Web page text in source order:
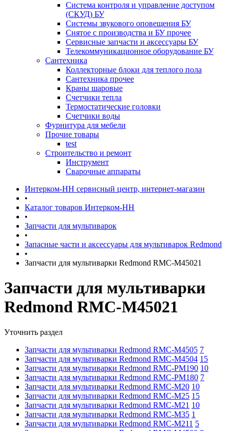
Система контроля и управление доступом
(СКУД) БУ
Системы звукового оповещения БУ
Снятое с производства и БУ прочее
Сервисные запчасти и аксессуары БУ
Телекоммуникационное оборудование БУ
Сантехника
Коллекторные блоки для теплого пола
Сантехника прочее
Краны шаровые
Счетчики тепла
Термоcтатические головки
Счетчики воды
Фурнитура для мебели
Прочие товары
test
Строительство и ремонт
Инструмент
Сварочные аппараты
Интерком-НН сервисный центр, интернет-магазин
•
Каталог товаров Интерком-НН
•
Запчасти для мультиварок
•
Запасные части и аксессуары для мультиварок Redmond
•
Запчасти для мультиварки Redmond RMC-M45021
Запчасти для мультиварки
Redmond RMC-M45021
Уточнить раздел
Запчасти для мультиварки Redmond RMC-M4505 7
Запчасти для мультиварки Redmond RMC-M4504 15
Запчасти для мультиварки Redmond RMC-PM190 10
Запчасти для мультиварки Redmond RMC-PM180 7
Запчасти для мультиварки Redmond RMC-M20 10
Запчасти для мультиварки Redmond RMC-M25 15
Запчасти для мультиварки Redmond RMC-M21 10
Запчасти для мультиварки Redmond RMC-M35 1
Запчасти для мультиварки Redmond RMC-M211 5